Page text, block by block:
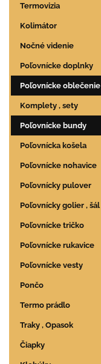
Termovizia
Kolimátor
Nočné videnie
Poľovnícke doplnky
Poľovnícke oblečenie
Komplety , sety
Poľovnícke bundy
Poľovnícka košela
Poľovnícke nohavice
Poľovnícky pulover
Poľovnícky golier , šál
Poľovnícke tričko
Poľovnícke rukavice
Poľovnícke vesty
Pončo
Termo prádlo
Traky , Opasok
Čiapky